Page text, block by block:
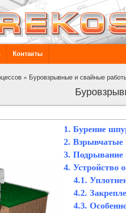
Контакты
» Буровзрывные и свайные
1. Бурение
2. Взрывчатые
3. Подрывание
4. Устройство
4.1.
4.2.
4.3.